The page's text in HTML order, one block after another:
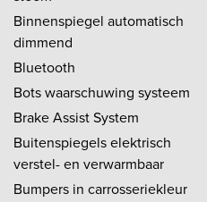
Binnenspiegel automatisch
dimmend
Bluetooth
Bots waarschuwing systeem
Brake Assist System
Buitenspiegels elektrisch
verstel- en verwarmbaar
Bumpers in carrosseriekleur